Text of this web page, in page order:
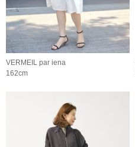
VERMEIL par iena
162cm